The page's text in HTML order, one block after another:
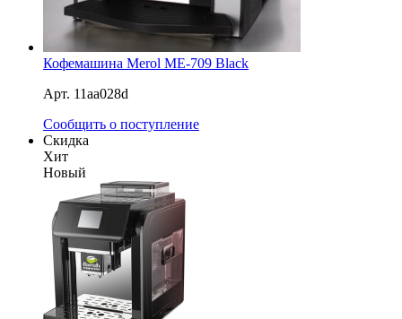
Кофемашина Merol ME-709 Black
Арт. 11aa028d
Сообщить о поступление
Скидка
Хит
Новый